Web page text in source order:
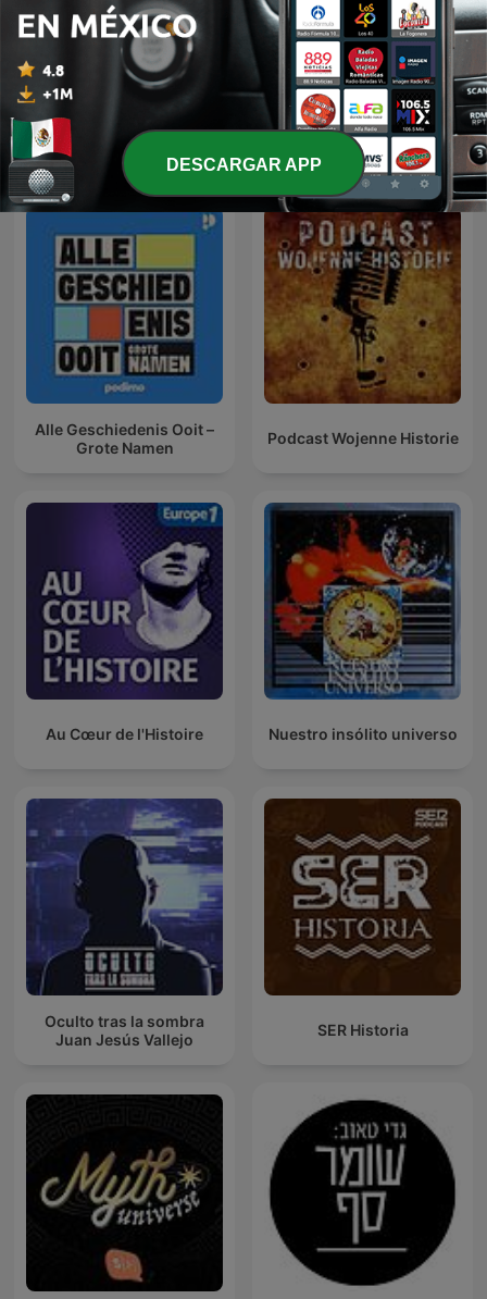
La Venganza Será Terrible
(oficial)
Pasajes de la Historia
Más podcasts internacionales de Historia
Alle Geschiedenis Ooit –
Grote Namen
Podcast Wojenne Historie
Au Cœur de l'Histoire Nuestro insólito universo
Oculto tras la sombra
Juan Jesús Vallejo
SER Historia
DESCARGAR APP